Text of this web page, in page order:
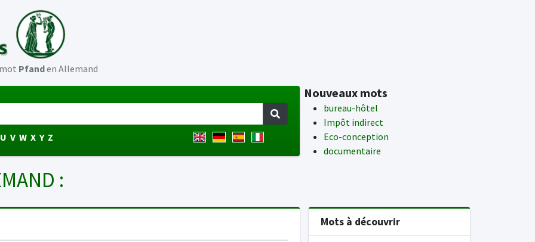
Pfanden Allemand
U V W X Y Z
Nouveaux mots
bureau-hôtel
Impôt indirect
Eco-conception
documentaire
:
Mots à découvrir